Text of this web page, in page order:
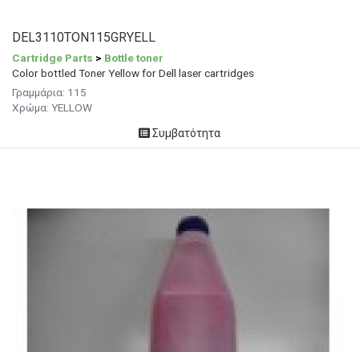
DEL3110TON115GRYELL
Cartridge Parts > Bottle toner
Color bottled Toner Yellow for Dell laser cartridges
Γραμμάρια: 115
Χρώμα: YELLOW
Συμβατότητα